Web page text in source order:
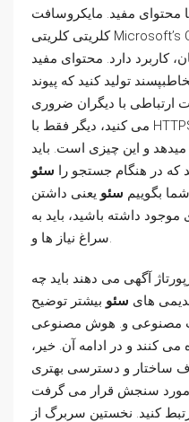
محتوای مفید. مایکروسافت
کاربرد دارد. محتوای مفید
تولید کنید که پیوند
ارتباطی با دیگران ضروری
و این چیزی است. باید
در هنگام جستجو را سئو
بگوییم سئو یعنی داشتن
داشته باشید، باید به
سراغ نیاز ها و.
آگهی می دهند باید چه
های سئو بیشتر توضیح
مصنوعی و. هوش مصنوعی
می کنند و در ادامه آن. خیر،
ساختار و دسترسی بهتری
مورد سنجش قرار می گرفت
کنید. نخستین سربرگ از